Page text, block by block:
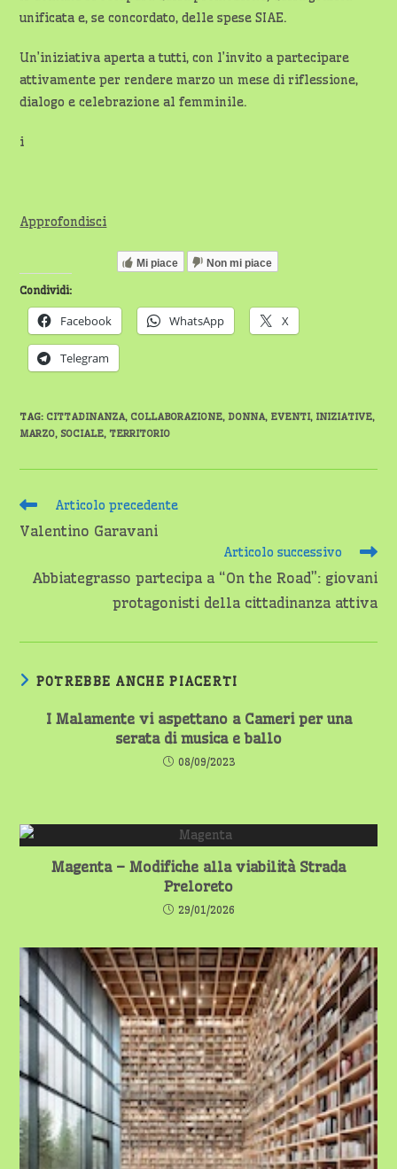
unificata e, se concordato, delle spese SIAE.
Un’iniziativa aperta a tutti, con l’invito a partecipare
attivamente per rendere marzo un mese di riflessione,
dialogo e celebrazione al femminile.
i
Approfondisci
Mi piace Non mi piace
Condividi:
Facebook WhatsApp X
Telegram
TAG: CITTADINANZA, COLLABORAZIONE, DONNA, EVENTI, INIZIATIVE,
MARZO, SOCIALE, TERRITORIO
Leggi
articoli
Articolo precedente
Valentino Garavani
Articolo successivo
Abbiategrasso partecipa a “On the Road”: giovani
protagonisti della cittadinanza attiva
POTREBBE ANCHE PIACERTI
I Malamente vi aspettano a Cameri per una
serata di musica e ballo
08/09/2023
Magenta – Modifiche alla viabilità Strada
Preloreto
29/01/2026